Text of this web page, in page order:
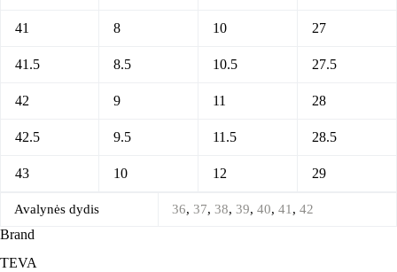
41 8 10 27
41.5 8.5 10.5 27.5
42 9 11 28
42.5 9.5 11.5 28.5
43 10 12 29
Avalynės dydis 36, 37, 38, 39, 40, 41 , 42
Brand
TEVA